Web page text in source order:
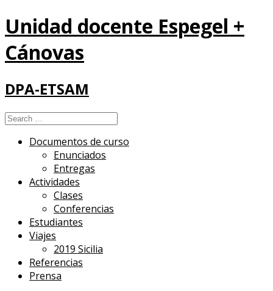
Unidad docente Espegel +
Cánovas
DPA-ETSAM
Search
Documentos de curso
Enunciados
Entregas
Actividades
Clases
Conferencias
Estudiantes
Viajes
2019 Sicilia
Referencias
Prensa